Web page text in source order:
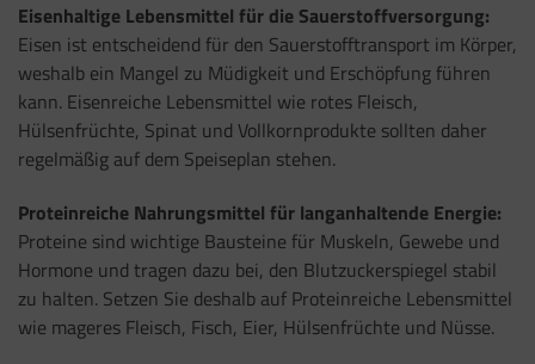
Eisenhaltige Lebensmittel für die Sauerstoffversorgung:
Eisen ist entscheidend für den Sauerstofftransport im Körper,
weshalb ein Mangel zu Müdigkeit und Erschöpfung führen
kann. Eisenreiche Lebensmittel wie rotes Fleisch,
Hülsenfrüchte, Spinat und Vollkornprodukte sollten daher
regelmäßig auf dem Speiseplan stehen.
Proteinreiche Nahrungsmittel für langanhaltende Energie:
Proteine sind wichtige Bausteine für Muskeln, Gewebe und
Hormone und tragen dazu bei, den Blutzuckerspiegel stabil
zu halten. Setzen Sie deshalb auf Proteinreiche Lebensmittel
wie mageres Fleisch, Fisch, Eier, Hülsenfrüchte und Nüsse.